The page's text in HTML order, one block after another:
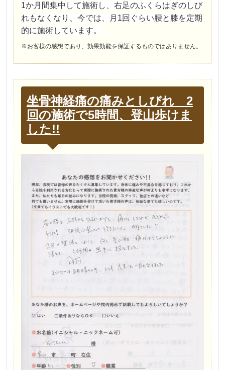
1か月間集中して施術し、右足のふくらはぎのしび
れもなくなり、今では、月1回ぐらい腰と膝を定期
的に施術しています。
※お客様の感想であり、効果効能を保証するものではありません。
坐骨神経痛の痛みとしびれ 2
回の施術で5時間、登山歩けま
した!!